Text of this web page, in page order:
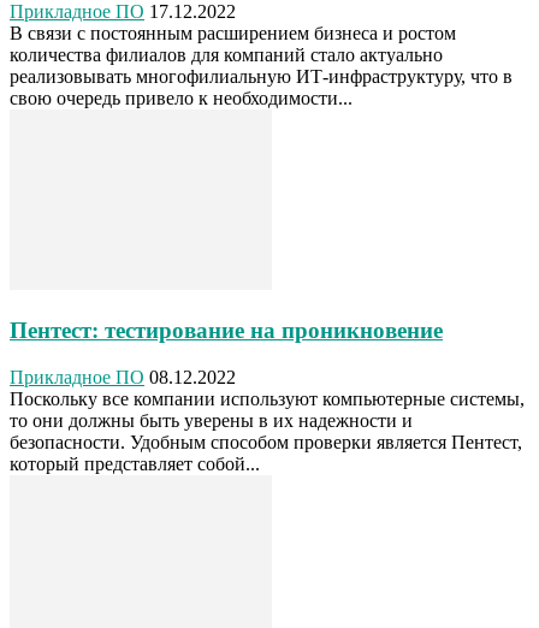
Прикладное ПО 17.12.2022
В связи с постоянным расширением бизнеса и ростом
количества филиалов для компаний стало актуально
реализовывать многофилиальную ИТ-инфраструктуру, что в
свою очередь привело к необходимости...
Пентест: тестирование на проникновение
Прикладное ПО 08.12.2022
Поскольку все компании используют компьютерные системы,
то они должны быть уверены в их надежности и
безопасности. Удобным способом проверки является Пентест,
который представляет собой...